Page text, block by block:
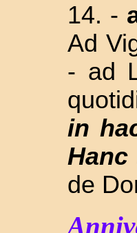
14. -
Ad
- ad
in
de